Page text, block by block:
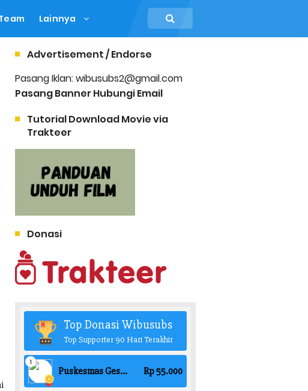
Lainnya
Advertisement / Endorse
Pasang Iklan: wibusubs2@gmail.com
Pasang Banner Hubungi Email
Tutorial Download Movie via
Trakteer
Donasi